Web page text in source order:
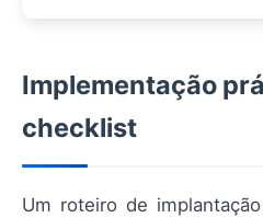
Implementação
checklist
Um roteiro de